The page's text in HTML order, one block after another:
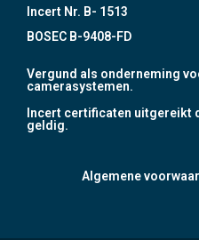
Incert Nr. B- 1513
BOSEC B-9408-FD
Vergund als onderneming
camerasystemen.
Incert certificaten uitgereikt
geldig.
Algemene